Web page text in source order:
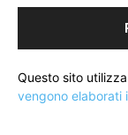
Questo sito
vengono elaborati